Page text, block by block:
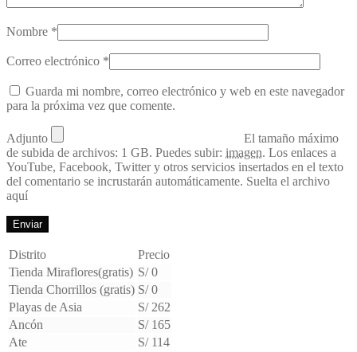
Nombre *
Correo electrónico *
Guarda mi nombre, correo electrónico y web en este navegador
para la próxima vez que comente.
Adjunto
El tamaño máximo
de subida de archivos: 1 GB. Puedes subir: imagen. Los enlaces a
YouTube, Facebook, Twitter y otros servicios insertados en el texto
del comentario se incrustarán automáticamente. Suelta el archivo
aquí
Distrito
Precio
Tienda Miraflores(gratis) S/ 0
Tienda Chorrillos (gratis) S/ 0
Playas de Asia
S/ 262
Ancón
S/ 165
Ate
S/ 114